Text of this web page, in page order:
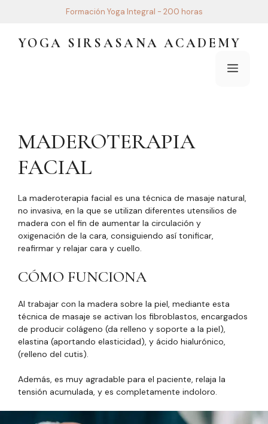
Formación Yoga Integral - 200 horas
YOGA SIRSASANA ACADEMY
Menú
MADEROTERAPIA
FACIAL
La maderoterapia facial es una técnica de masaje natural,
no invasiva, en la que se utilizan diferentes utensilios de
madera con el fin de aumentar la circulación y
oxigenación de la cara, consiguiendo así tonificar,
reafirmar y relajar cara y cuello.
CÓMO FUNCIONA
Al trabajar con la madera sobre la piel, mediante esta
técnica de masaje se activan los fibroblastos, encargados
de producir colágeno (da relleno y soporte a la piel),
elastina (aportando elasticidad), y ácido hialurónico,
(relleno del cutis).
Además, es muy agradable para el paciente, relaja la
tensión acumulada, y es completamente indoloro.